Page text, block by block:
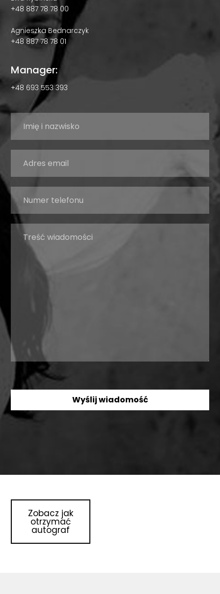
+48 887 78 78 00
Agnieszka Bednarczyk
+48 887 78 78 01
Manager:
+48 693 553 393
Zobacz jak
otrzymać
autograf